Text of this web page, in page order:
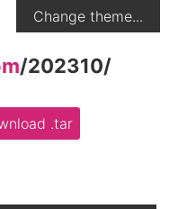
Change theme...
/202310/
.tar